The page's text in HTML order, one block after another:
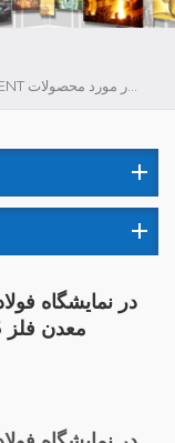
درخشش JINYIBO INSTRUMENT در نمایشگاه فولاد و معدن فلز 2026 با مشاوره‌های محبوب در مورد محصولات